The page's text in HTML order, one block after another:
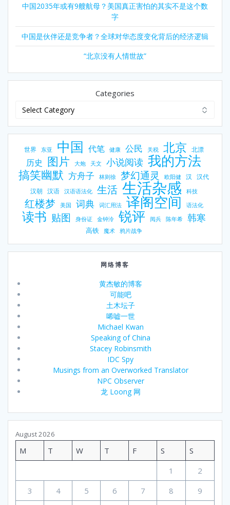
中国2035年或有9艘航母？美国真正害怕的其实不是这个数
字
中国是伙伴还是竞争者？全球对华态度变化背后的经济逻辑
“北京没有人情世故”
Categories
世界 东亚 中国 代笔 健康 公民 关税 北京 北漂
历史 图片 大炮 天文 小说阅读 我的方法
搞笑幽默 方舟子 林则徐 梦幻通灵 欧阳健 汉 汉代
汉朝 汉语 汉语语法化 生活 生活杂感 科技
红楼梦 美国 词典 词汇用法 译阁空间 语法化
读书 贴图 身份证 金钟泠 锐评 阅兵 陈年希 韩寒
高铁 魔术 鸦片战争
网络博客
黄杰敏的博客
可能吧
土木坛子
唏嘘一世
Michael Kwan
Speaking of China
Stacey Robinsmith
IDC Spy
Musings from an Overworked Translator
NPC Observer
龙 Loong 网
August 2026
M T W T F S
S
1
2
3
4 5 6 7 8
9